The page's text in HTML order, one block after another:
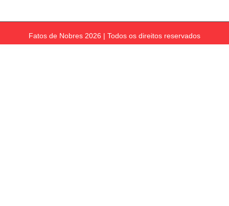
Fatos de Nobres 2026 | Todos os direitos reservados